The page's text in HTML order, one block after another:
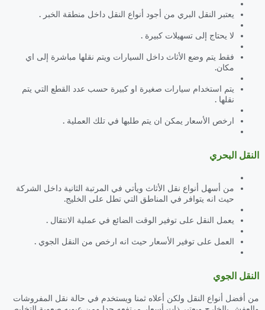
يعتبر النقل البري من أجود أنواع النقل داخل منطقة الخبر .
لا يحتاج إلى تسهيلات كبيرة .
فقط يتم وضع الأثاث داخل السيارات ويتم نقلها مباشرة إلى اي
مكان.
يتم استخدام سيارات صغيرة او كبيرة حسب عدد القطع التي يتم
نقلها .
ارخص الأسعار يمكن ان يتم طلبها في تلك العملية .
النقل البحري
من أسهل أنواع نقل الأثاث ويأتي في المرتبة الثانية داخل الشركة
حيث انه يتوافر في المناطق التي تطل على الخليج.
يعمل النقل على توفير الوقت الضائع في عملية الانتقال .
العمل على توفير الأسعار حيث انه ارخص من النقل الجوي .
النقل الجوي
من أفضل أنواع النقل ولكن أعلاه ثمنا ويستخدم في حالة نقل المفروشات